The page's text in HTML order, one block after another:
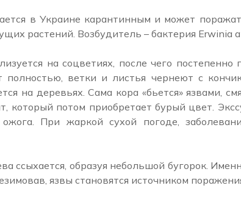
в Украине карантинным и может
растений. Возбудитель – бактерия Erwinia
на соцветиях, после чего постепенно
полностью, ветки и листья чернеют с
на деревьях. Сама кора «бьется» язвами,
который потом приобретает бурый цвет.
ожога. При жаркой сухой погоде,
ссыхается, образуя небольшой бугорок.
язвы становятся источником